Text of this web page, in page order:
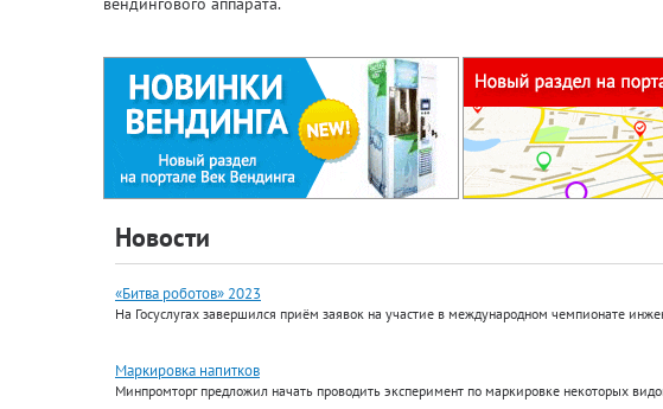
Новости
«Битва роботов» 2023
На Госуслугах завершился приём заявок на участие в международном чемпионате
Маркировка напитков
Минпромторг предложил начать проводить эксперимент по маркировке некоторых